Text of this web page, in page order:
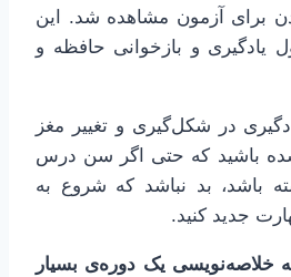
برای آزمون مشاهده شد. این
و بازخوانی حافظه و
در شکل‌گیری و تغییر مغز
شده باشید که حتی اگر سن درس
باشد، بد نباشد که شروع به
جدید کنید.
خلاصه‌نویسی یک دوره‌ی بسیار